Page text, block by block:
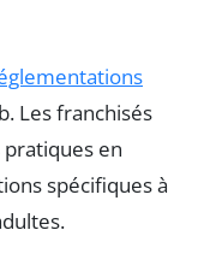
Les franchisés
en
spécifiques à